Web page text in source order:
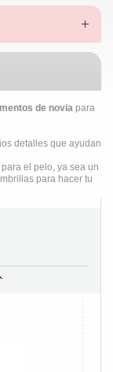
de novia para
detalles que ayudan
el pelo, ya sea un
para hacer tu